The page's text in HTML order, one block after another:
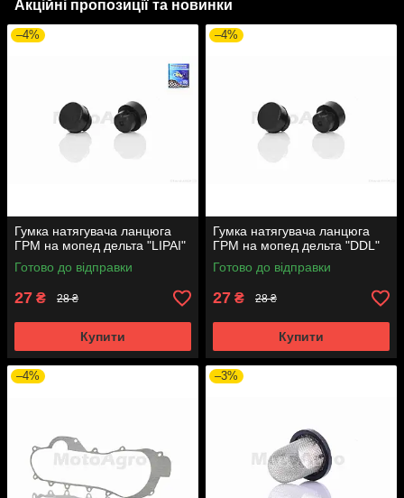
Акційні пропозиції та новинки
–4%
Гумка натягувача ланцюга
ГРМ на мопед дельта "LIPAI"
Готово до відправки
27 ₴ 28 ₴
Купити
–4%
Гумка натягувача ланцюга
ГРМ на мопед дельта "DDL"
Готово до відправки
27 ₴ 28 ₴
Купити
–4% –3%